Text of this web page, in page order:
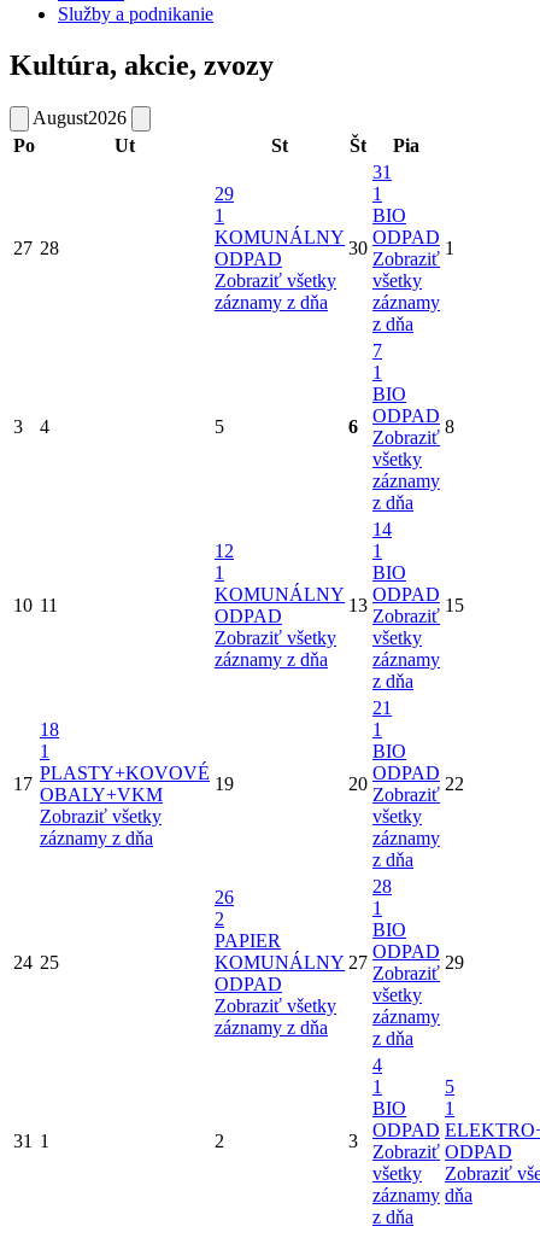
Služby a podnikanie
Kultúra, akcie, zvozy
August2026
Po
Ut St Št Pia
27 28
29
1
KOMUNÁLNY
ODPAD
Zobraziť všetky
záznamy z dňa
30
31
1
BIO
ODPAD
Zobraziť
všetky
záznamy
z dňa
1
3 4 5 6
7
1
BIO
ODPAD
Zobraziť
všetky
záznamy
z dňa
8
10 11
12
1
KOMUNÁLNY
ODPAD
Zobraziť všetky
záznamy z dňa
13
14
1
BIO
ODPAD
Zobraziť
všetky
záznamy
z dňa
15
17
18
1
PLASTY+KOVOVÉ
OBALY+VKM
Zobraziť všetky
záznamy z dňa
19 20
21
1
BIO
ODPAD
Zobraziť
všetky
záznamy
z dňa
22
24 25
26
2
PAPIER
KOMUNÁLNY
ODPAD
Zobraziť všetky
záznamy z dňa
27
28
1
BIO
ODPAD
Zobraziť
všetky
záznamy
z dňa
29
31 1 2 3
4
1
BIO
ODPAD
Zobraziť
všetky
záznamy
z dňa
5
1
ODPAD
Zobraziť
dňa